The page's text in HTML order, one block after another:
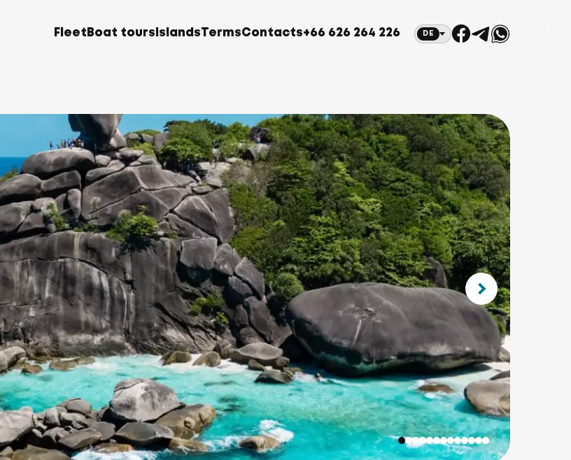
Fleet Boat tours Islands TermsContacts+66 626 264 226 DE